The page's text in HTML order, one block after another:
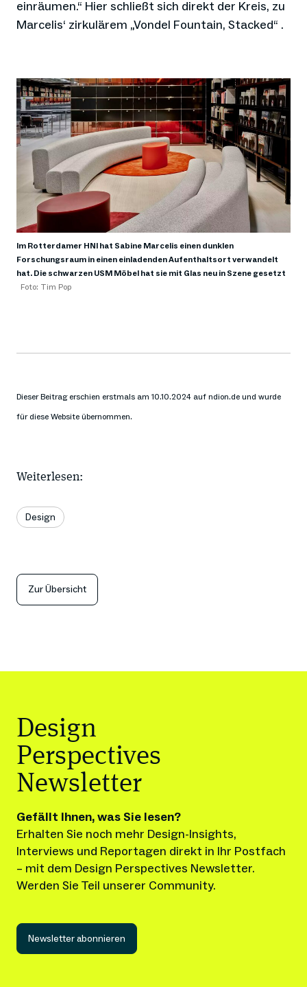
einräumen.“ Hier schließt sich direkt der Kreis, zu
Marcelis‘ zirkulärem „Vondel Fountain, Stacked“ .
Im Rotterdamer HNI hat Sabine Marcelis einen dunklen
Forschungsraum in einen einladenden Aufenthaltsort verwandelt
hat. Die schwarzen USM Möbel hat sie mit Glas neu in Szene gesetzt
Foto: Tim Pop
Dieser Beitrag erschien erstmals am 10.10.2024 auf ndion.de und wurde
für diese Website übernommen.
Weiterlesen:
Design
Zur Übersicht
Design
Perspectives
Newsletter
Gefällt Ihnen, was Sie lesen?
Erhalten Sie noch mehr Design-Insights,
Interviews und Reportagen direkt in Ihr Postfach
– mit dem Design Perspectives Newsletter.
Werden Sie Teil unserer Community.
Newsletter abonnieren